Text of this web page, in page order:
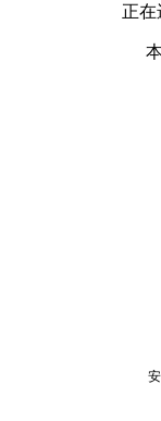
正在